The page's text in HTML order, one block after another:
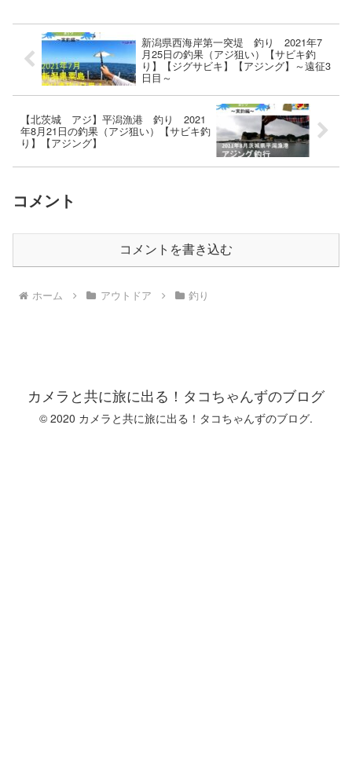
新潟県西海岸第一突堤 釣り 2021年7
月25日の釣果（アジ狙い）【サビキ釣
り】【ジグサビキ】【アジング】～遠征3
日目～
【北茨城 アジ】平潟漁港 釣り 2021
年8月21日の釣果（アジ狙い）【サビキ釣
り】【アジング】
コメント
コメントを書き込む
ホーム アウトドア 釣り
カメラと共に旅に出る！タコちゃんずのブログ
© 2020 カメラと共に旅に出る！タコちゃんずのブログ.